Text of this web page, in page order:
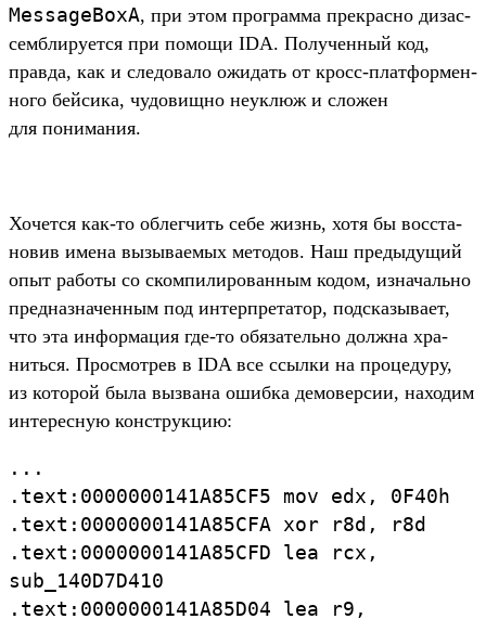
MessageBoxA, при этом прог­рамма прек­расно дизас­
сем­бли­рует­ся при помощи IDA. Получен­ный код,
прав­да, как и сле­дова­ло ожи­дать от кросс‑плат­формен­
ного бей­сика, чудовищ­но неук­люж и сло­жен
для понима­ния.
Хо­чет­ся как‑то облегчить себе жизнь, хотя бы вос­ста­
новив име­на вызыва­емых методов. Наш пре­дыду­щий
опыт работы со ском­пилиро­ван­ным кодом, изна­чаль­но
пред­назна­чен­ным под интер­пре­татор, под­ска­зыва­ет,
что эта информа­ция где‑то обя­затель­но дол­жна хра­
нить­ся. Прос­мотрев в IDA все ссыл­ки на про­цеду­ру,
из которой была выз­вана ошиб­ка демовер­сии, находим
инте­рес­ную конс­трук­цию:
...
. text: 0000000141A85CF5 mov edx,
0F40h
. text: 0000000141A85CFA xor r8d,
r8d
. text: 0000000141A85CFD lea
rcx,
sub_ 140D7D410
. text: 0000000141A85D04 lea
r9,